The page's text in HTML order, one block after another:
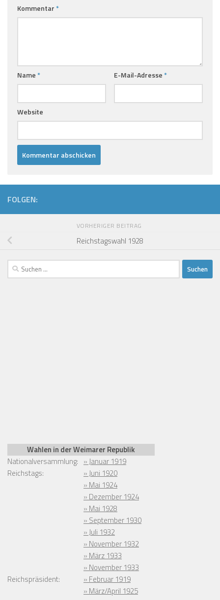
Kommentar *
Name * E-Mail-Adresse *
Website
FOLGEN:
VORHERIGER BEITRAG
Reichstagswahl 1928
Suchen
nach:
Wahlen in der Weimarer Republik
Nationalversammlung: » Januar 1919
Reichstags:
» Juni 1920
» Mai 1924
» Dezember 1924
» Mai 1928
» September 1930
» Juli 1932
» November 1932
» März 1933
» November 1933
Reichspräsident:
» Februar 1919
» März/April 1925